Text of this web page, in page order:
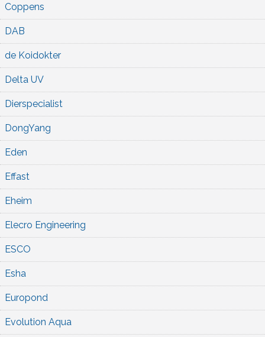
Coppens
DAB
de Koidokter
Delta UV
Dierspecialist
DongYang
Eden
Effast
Eheim
Elecro Engineering
ESCO
Esha
Europond
Evolution Aqua